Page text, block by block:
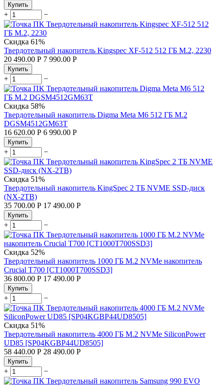
Купить
+ −
Скидка 61%
Твердотельный накопитель Kingspec XF-512 512 ГБ M.2, 2230
20 490.00 Р 7 990.00 Р
Купить
+ −
Скидка 58%
Твердотельный накопитель Digma Meta M6 512 ГБ M.2
DGSM4512GM63T
16 620.00 Р 6 990.00 Р
Купить
+ −
Скидка 51%
Твердотельный накопитель KingSpec 2 ТБ NVME SSD-диск
(NX-2TB)
35 700.00 Р 17 490.00 Р
Купить
+ −
Скидка 52%
Твердотельный накопитель 1000 ГБ M.2 NVMe накопитель
Crucial T700 [CT1000T700SSD3]
36 800.00 Р 17 490.00 Р
Купить
+ −
Скидка 51%
Твердотельный накопитель 4000 ГБ M.2 NVMe SiliconPower
UD85 [SP04KGBP44UD8505]
58 440.00 Р 28 490.00 Р
Купить
+ −